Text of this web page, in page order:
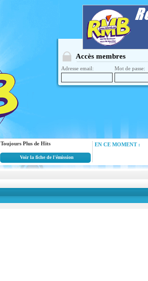
Toujours Plus de Hits
Voir la fiche de l'émission
EN CE MOMENT :
Accès membres
Adresse email: Mot de passe: